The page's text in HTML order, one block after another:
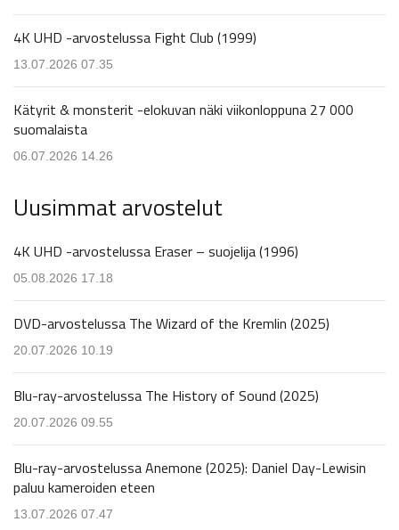
4K UHD -arvostelussa Fight Club (1999)
13.07.2026 07.35
Kätyrit & monsterit -elokuvan näki viikonloppuna 27 000
suomalaista
06.07.2026 14.26
Uusimmat arvostelut
4K UHD -arvostelussa Eraser – suojelija (1996)
05.08.2026 17.18
DVD-arvostelussa The Wizard of the Kremlin (2025)
20.07.2026 10.19
Blu-ray-arvostelussa The History of Sound (2025)
20.07.2026 09.55
Blu-ray-arvostelussa Anemone (2025): Daniel Day-Lewisin
paluu kameroiden eteen
13.07.2026 07.47